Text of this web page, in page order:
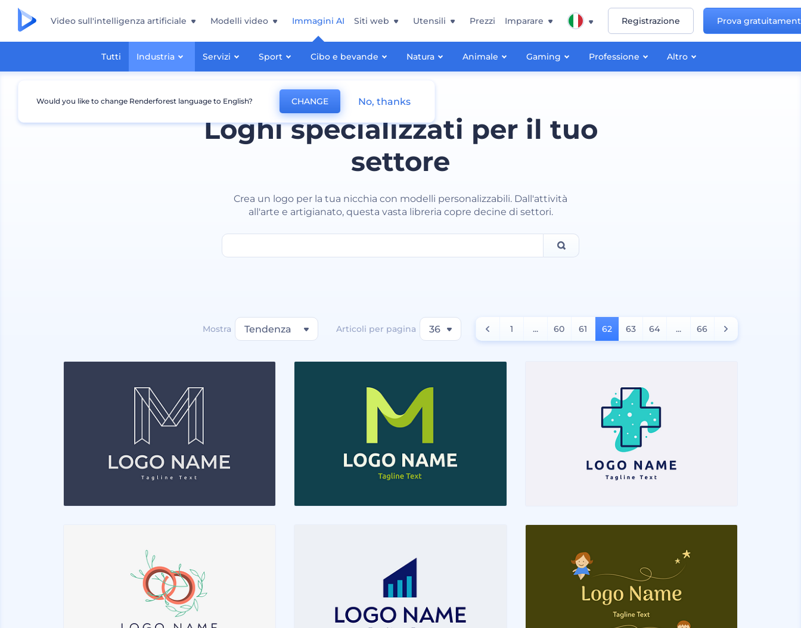
Video sull'intelligenza artificiale Modelli video Immagini AI
Tutti Industria Servizi Sport Cibo e bevande Natura Animale Gaming Professione Altro
Siti web Utensili Prezzi Imparare Registrazione Prova
Loghi specializzati per il tuo
settore
Crea un logo per la tua nicchia con modelli personalizzabili. Dall'attività
all'arte e artigianato, questa vasta libreria copre decine di settori.
Mostra Tendenza Articoli per pagina 36 1 ... 60 61 62 63 64 ... 66
Would you like to change Renderforest language to English? CHANGE No, thanks